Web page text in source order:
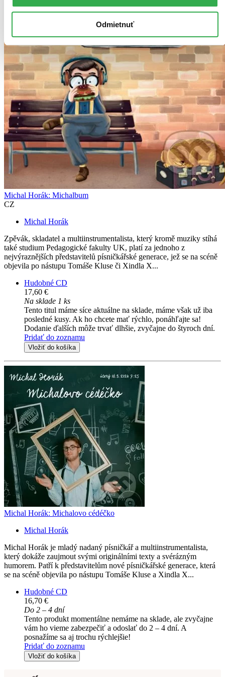
Odmietnuť
Michal Horák: Michalbum
CZ
Michal Horák
Zpěvák, skladatel a multiinstrumentalista, který kromě muziky stíhá
také studium Pedagogické fakulty UK, platí za jednoho z
nejvýraznějších představitelů písničkářské generace, jež se na scéně
objevila po nástupu Tomáše Kluse či Xindla X...
Hudobné CD
17,60 €
Na sklade 1 ks
Tento titul máme síce aktuálne na sklade, máme však už iba
posledné kusy. Ak ho chcete mať rýchlo, ponáhľajte sa!
Dodanie ďalších môže trvať dlhšie, zvyčajne do štyroch dní.
Pridať do zoznamu
Vložiť do košíka
Michal Horák: Michalovo cédéčko
Michal Horák
Michal Horák je mladý nadaný písničkář a multiinstrumentalista,
který dokáže zaujmout svými originálními texty a svérázným
humorem. Patří k představitelům nové písničkářské generace, která
se na scéně objevila po nástupu Tomáše Kluse a Xindla X...
Hudobné CD
16,70 €
Do 2 – 4 dní
Tento produkt momentálne nemáme na sklade, ale zvyčajne
vám ho vieme zabezpečiť a odoslať do 2 – 4 dní. A
posnažíme sa aj trochu rýchlejšie!
Pridať do zoznamu
Vložiť do košíka